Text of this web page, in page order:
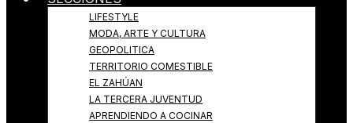
LIFESTYLE
MODA, ARTE Y CULTURA
GEOPOLITICA
TERRITORIO COMESTIBLE
EL ZAHÚAN
LA TERCERA JUVENTUD
APRENDIENDO A COCINAR